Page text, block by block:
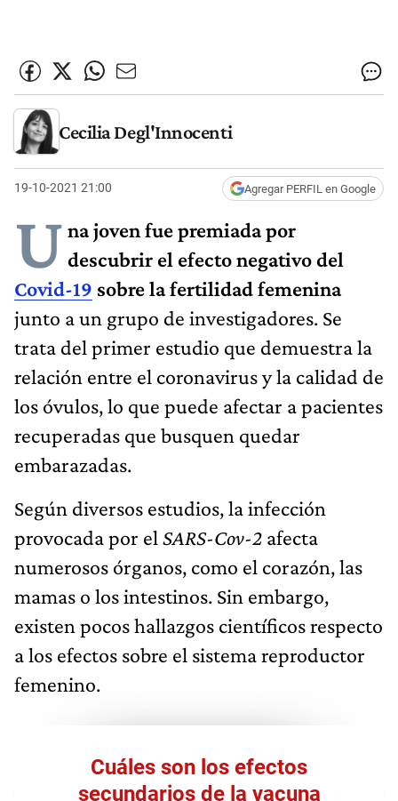
Cecilia Degl'Innocenti
19-10-2021 21:00 Agregar PERFIL en Google
U na joven fue premiada por
descubrir el efecto negativo del
Covid-19 sobre la fertilidad femenina
junto a un grupo de investigadores. Se
trata del primer estudio que demuestra la
relación entre el coronavirus y la calidad de
los óvulos, lo que puede afectar a pacientes
recuperadas que busquen quedar
embarazadas.
Según diversos estudios, la infección
provocada por el SARS-Cov-2 afecta
numerosos órganos, como el corazón, las
mamas o los intestinos. Sin embargo,
existen pocos hallazgos científicos respecto
a los efectos sobre el sistema reproductor
femenino.
Cuáles son los efectos
secundarios de la vacuna